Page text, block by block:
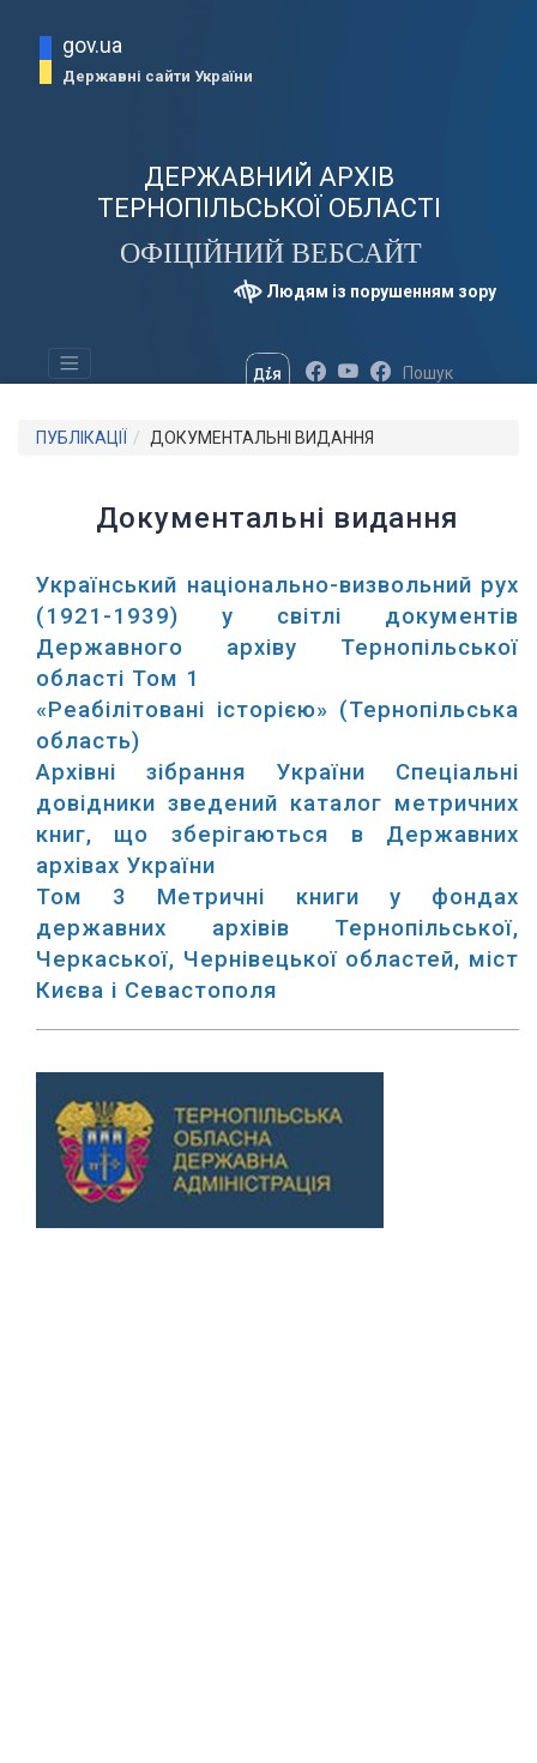
gov.ua
Державні сайти України
ДЕРЖАВНИЙ АРХІВ
ТЕРНОПІЛЬСЬКОЇ ОБЛАСТІ
ОФІЦІЙНИЙ ВЕБСАЙТ
Людям із порушенням зору
ПУБЛІКАЦІЇ ДОКУМЕНТАЛЬНІ ВИДАННЯ
Документальні видання
Український національно-визвольний рух
(1921-1939) у світлі документів
Державного архіву Тернопільської
області Том 1
«Реабілітовані історією» (Тернопільська
область)
Архівні зібрання України Спеціальні
довідники зведений каталог метричних
книг, що зберігаються в Державних
архівах України
Том 3 Метричні книги у фондах
державних архівів Тернопільської,
Черкаської, Чернівецької областей, міст
Києва і Севастополя
Previous